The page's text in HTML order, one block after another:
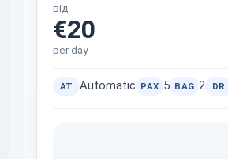
від
€20
per day
AT Automatic PAX 5 BAG 2 DR